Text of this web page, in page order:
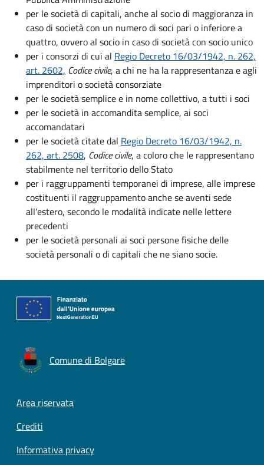
per le società di capitali, anche al socio di maggioranza in
caso di società con un numero di soci pari o inferiore a
quattro, ovvero al socio in caso di società con socio unico
per i consorzi di cui al Regio Decreto 16/03/1942, n. 262,
art. 2602, Codice civile, a chi ne ha la rappresentanza e agli
imprenditori o società consorziate
per le società semplice e in nome collettivo, a tutti i soci
per le società in accomandita semplice, ai soci
accomandatari
per le società citate dal Regio Decreto 16/03/1942, n.
262, art. 2508, Codice civile, a coloro che le rappresentano
stabilmente nel territorio dello Stato
per i raggruppamenti temporanei di imprese, alle imprese
costituenti il raggruppamento anche se aventi sede
all'estero, secondo le modalità indicate nelle lettere
precedenti
per le società personali ai soci persone fisiche delle
società personali o di capitali che ne siano socie.
Comune di Bolgare
Footer menu
Area riservata
Crediti
Informativa privacy